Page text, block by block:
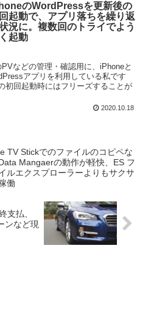
のWordPressを更新後の
起動で、アプリ落ちを繰り返
況に。複数回のトライでよう
起動
などの管理・確認用に、iPhoneと
アプリを利用している私です
初回起動時にはフリーズすることが
2020.10.18
TV Stickでのファイルのコピペな
Mangaerの動作が軽快、ES フ
ルエクスプローラーよりもサクサ
働
支払、
ンなど現